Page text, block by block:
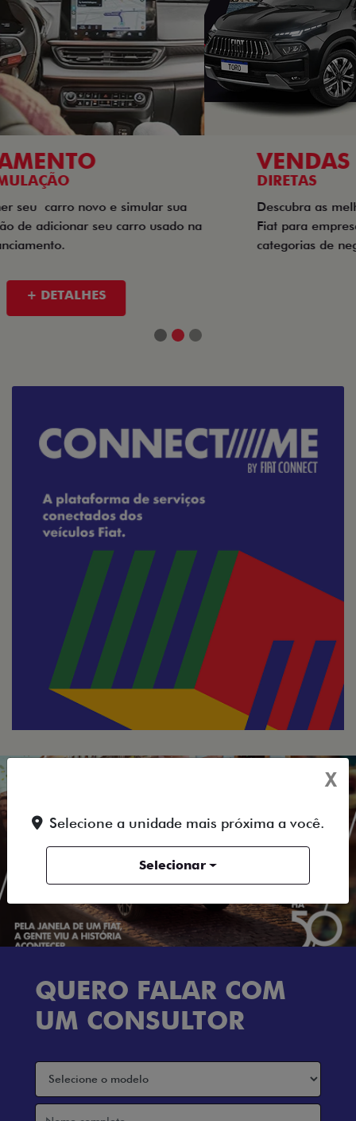
VENDAS
DIRETAS
Descubra as melhores soluções e descontos em um novo
Fiat para empresas, produtores rurais, taxistas e outras
categorias de negócios.
QUERO FALAR COM
UM CONSULTOR
X
Selecione a unidade mais próxima a você.
Selecionar